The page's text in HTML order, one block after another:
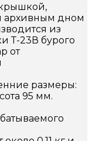
архивным дном
из
Т-23В бурого
от
размеры:
95 мм.